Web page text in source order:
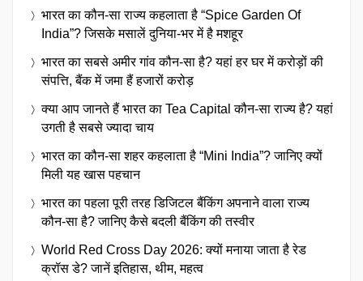
भारत का कौन-सा राज्य कहलाता है “Spice Garden Of
India”? जिसके मसालें दुनिया-भर में है मशहूर
भारत का सबसे अमीर गांव कौन-सा है? यहां हर घर में करोड़ों की
संपत्ति, बैंक में जमा हैं हजारों करोड़
क्या आप जानते हैं भारत का Tea Capital कौन-सा राज्य है? यहां
उगती है सबसे ज्यादा चाय
भारत का कौन-सा शहर कहलाता है “Mini India”? जानिए क्यों
मिली यह खास पहचान
भारत का पहला पूरी तरह डिजिटल बैंकिंग अपनाने वाला राज्य
कौन-सा है? जानिए कैसे बदली बैंकिंग की तस्वीर
World Red Cross Day 2026: क्यों मनाया जाता है रेड
क्रॉस डे? जानें इतिहास, थीम, महत्व